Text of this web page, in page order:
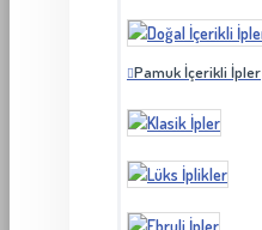
Pamuk İçerikli İpler